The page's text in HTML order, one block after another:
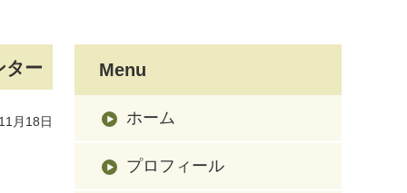
ター
月18日
Menu
ホーム
プロフィール